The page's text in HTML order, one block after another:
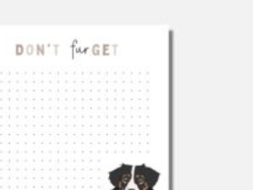
Optionen
können
auf
der